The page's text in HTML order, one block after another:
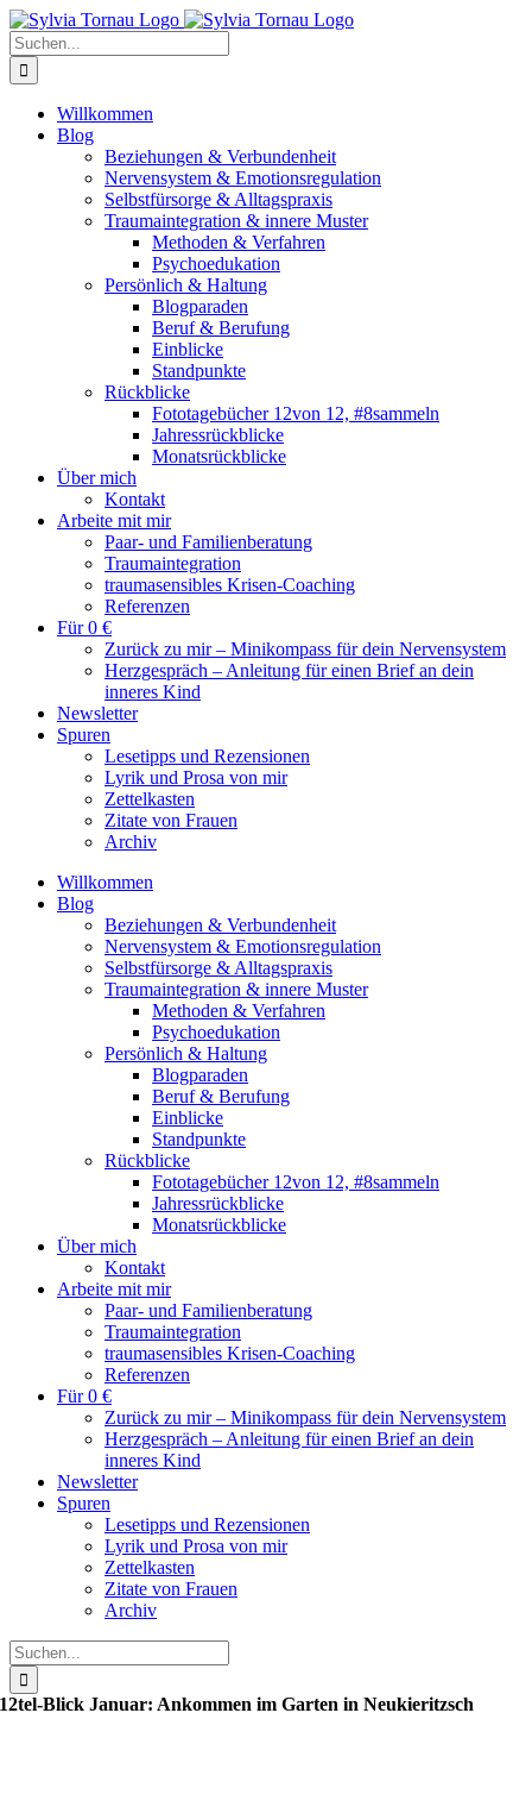
Zum
Inhalt
springen
Suche
nach:
Willkommen
Blog
Beziehungen & Verbundenheit
Nervensystem & Emotionsregulation
Selbstfürsorge & Alltagspraxis
Traumaintegration & innere Muster
Methoden & Verfahren
Psychoedukation
Persönlich & Haltung
Blogparaden
Beruf & Berufung
Einblicke
Standpunkte
Rückblicke
Fototagebücher 12von 12, #8sammeln
Jahressrückblicke
Monatsrückblicke
Über mich
Kontakt
Arbeite mit mir
Paar- und Familienberatung
Traumaintegration
traumasensibles Krisen-Coaching
Referenzen
Für 0 €
Zurück zu mir – Minikompass für dein Nervensystem
Herzgespräch – Anleitung für einen Brief an dein
inneres Kind
Newsletter
Spuren
Lesetipps und Rezensionen
Lyrik und Prosa von mir
Zettelkasten
Zitate von Frauen
Archiv
Willkommen
Blog
Beziehungen & Verbundenheit
Nervensystem & Emotionsregulation
Selbstfürsorge & Alltagspraxis
Traumaintegration & innere Muster
Methoden & Verfahren
Psychoedukation
Persönlich & Haltung
Blogparaden
Beruf & Berufung
Einblicke
Standpunkte
Rückblicke
Fototagebücher 12von 12, #8sammeln
Jahressrückblicke
Monatsrückblicke
Über mich
Kontakt
Arbeite mit mir
Paar- und Familienberatung
Traumaintegration
traumasensibles Krisen-Coaching
Referenzen
Für 0 €
Zurück zu mir – Minikompass für dein Nervensystem
Herzgespräch – Anleitung für einen Brief an dein
inneres Kind
Newsletter
Spuren
Lesetipps und Rezensionen
Lyrik und Prosa von mir
Zettelkasten
Zitate von Frauen
Archiv
Suche
nach:
12tel-Blick Januar: Ankommen im Garten in Neukieritzsch